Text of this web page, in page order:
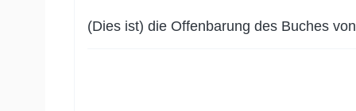
(Dies ist) die Offenbarung des Buches